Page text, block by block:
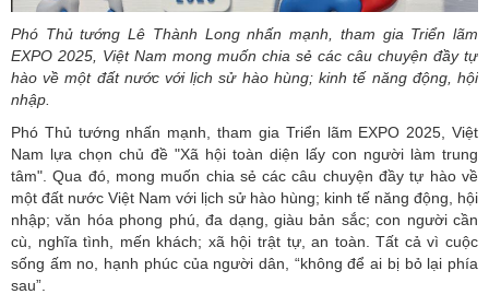
Phó Thủ tướng Lê Thành Long nhấn mạnh, tham gia Triển lãm
EXPO 2025, Việt Nam mong muốn chia sẻ các câu chuyện đầy tự
hào về một đất nước với lịch sử hào hùng; kinh tế năng động, hội
nhập.
Phó Thủ tướng nhấn mạnh, tham gia Triển lãm EXPO 2025, Việt
Nam lựa chọn chủ đề "Xã hội toàn diện lấy con người làm trung
tâm". Qua đó, mong muốn chia sẻ các câu chuyện đầy tự hào về
một đất nước Việt Nam với lịch sử hào hùng; kinh tế năng động, hội
nhập; văn hóa phong phú, đa dạng, giàu bản sắc; con người cần
cù, nghĩa tình, mến khách; xã hội trật tự, an toàn. Tất cả vì cuộc
sống ấm no, hạnh phúc của người dân, “không để ai bị bỏ lại phía
sau”.